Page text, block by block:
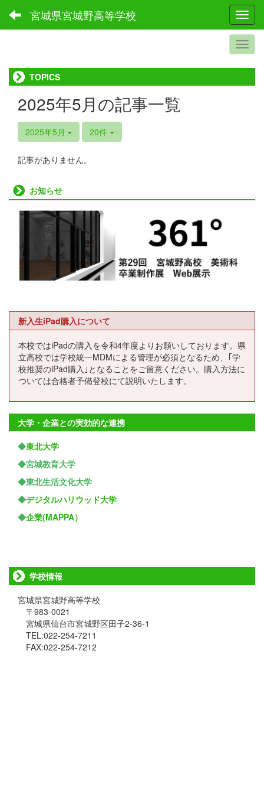
宮城県宮城野高等学校
TOPICS
2025年5月の記事一覧
2025年5月 20件
記事がありません。
お知らせ
新入生iPad購入について
本校ではiPadの購入を令和4年度よりお願いしております。県
立高校では学校統一MDMによる管理が必須となるため、｢学
校推奨のiPad購入｣となることをご留意ください。購入方法に
ついては合格者予備登校にて説明いたします。
大学・企業との実効的な連携
◆東北大学
◆宮城教育大学
◆東北生活文化大学
◆デジタルハリウッド大学
◆企業(MAPPA）
学校情報
宮城県宮城野高等学校
〒983-0021
宮城県仙台市宮城野区田子2-36-1
TEL:022-254-7211
FAX:022-254-7212